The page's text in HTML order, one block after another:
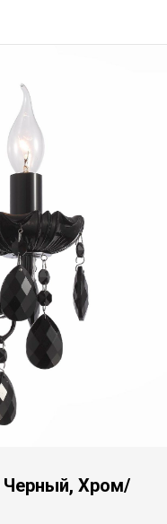
Черный, Хром/